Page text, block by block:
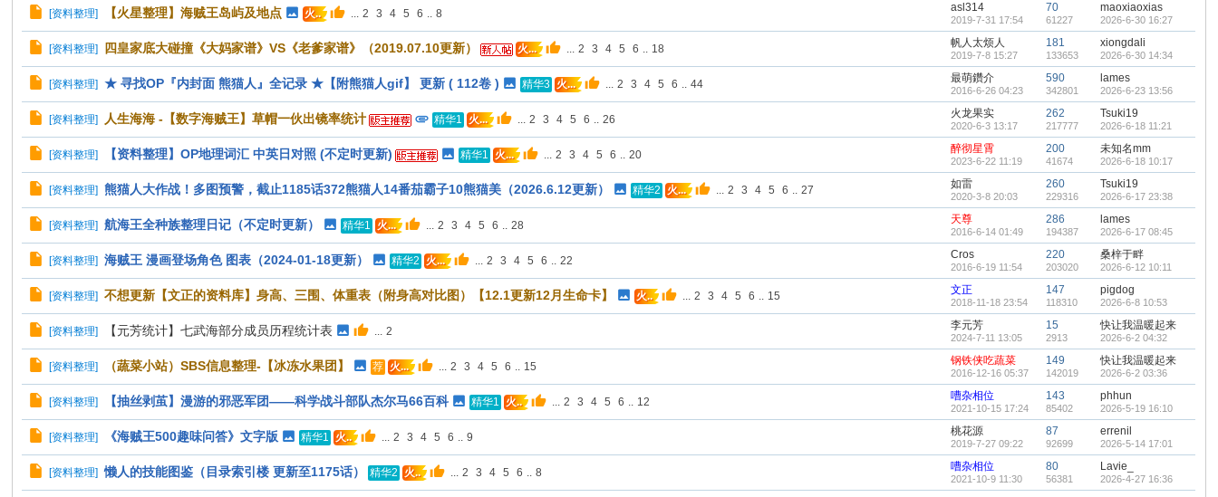
[资料整理] 【火星整理】海贼王岛屿及地点 火.. ... 2 3 4 5 6 .. 8 asl314
2019-7-31 17:54
70
61227
maoxiaoxias
2026-6-30 16:27
[资料整理] 四皇家底大碰撞《大妈家谱》VS《老爹家谱》（2019.07.10更新） 火... ... 2 3 4 5 6 .. 18 帆人太烦人
2019-7-8 15:27
181
133653
xiongdali
2026-6-30 14:34
[资料整理] ★ 寻找OP『内封面 熊猫人』全记录 ★【附熊猫人gif】 更新 ( 112卷 ) 精华3 火... ... 2 3 4 5 6 .. 44 最萌鑽介
2016-6-26 04:23
590
342801
lames
2026-6-23 13:56
[资料整理] 人生海海 -【数字海贼王】草帽一伙出镜率统计 精华1 火... ... 2 3 4 5 6 .. 26 火龙果实
2020-6-3 13:17
262
217777
Tsuki19
2026-6-18 11:21
[资料整理] 【资料整理】OP地理词汇 中英日对照 (不定时更新) 精华1 火... ... 2 3 4 5 6 .. 20 醉彻星霄
2023-6-22 11:19
200
41674
未知名mm
2026-6-18 10:17
[资料整理] 熊猫人大作战！多图预警，截止1185话372熊猫人14番茄霸子10熊猫美（2026.6.12更新） 精华2 火... ... 2 3 4 5 6 .. 27 如雷
2020-3-8 20:03
260
229316
Tsuki19
2026-6-17 23:38
[资料整理] 航海王全种族整理日记（不定时更新） 精华1 火... ... 2 3 4 5 6 .. 28 天尊
2016-6-14 01:49
286
194387
lames
2026-6-17 08:45
[资料整理] 海贼王 漫画登场角色 图表（2024-01-18更新） 精华2 火... ... 2 3 4 5 6 .. 22 Cros
2016-6-19 11:54
220
203020
桑梓于畔
2026-6-12 10:11
[资料整理] 不想更新【文正的资料库】身高、三围、体重表（附身高对比图）【12.1更新12月生命卡】 火.. ... 2 3 4 5 6 .. 15 文正
2018-11-18 23:54
147
118310
pigdog
2026-6-8 10:53
[资料整理] 【元芳统计】七武海部分成员历程统计表 ... 2 李元芳
2024-7-11 13:05
15
2913
快让我温暖起来
2026-6-2 04:32
[资料整理] （蔬菜小站）SBS信息整理-【冰冻水果团】 荐 火... ... 2 3 4 5 6 .. 15 钢铁侠吃蔬菜
2016-12-16 05:37
149
142019
快让我温暖起来
2026-6-2 03:36
[资料整理] 【抽丝剥茧】漫游的邪恶军团——科学战斗部队杰尔马66百科 精华1 火.. ... 2 3 4 5 6 .. 12 嘈杂相位
2021-10-15 17:24
143
85402
phhun
2026-5-19 16:10
[资料整理] 《海贼王500趣味问答》文字版 精华1 火.. ... 2 3 4 5 6 .. 9 桃花源
2019-7-27 09:22
87
92699
errenil
2026-5-14 17:01
[资料整理] 懒人的技能图鉴（目录索引楼 更新至1175话） 精华2 火.. ... 2 3 4 5 6 .. 8 嘈杂相位
2021-10-9 11:30
80
56381
Lavie_
2026-4-27 16:36